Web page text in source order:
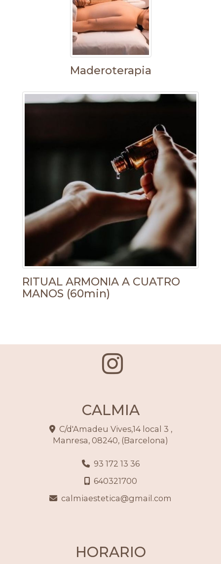
Maderoterapia
RITUAL ARMONIA A CUATRO
MANOS (60min)
CALMIA
C/d'Amadeu Vives,14 local 3 ,
Manresa, 08240, (Barcelona)
93 172 13 36
640321700
calmiaestetica
gmail.com
HORARIO